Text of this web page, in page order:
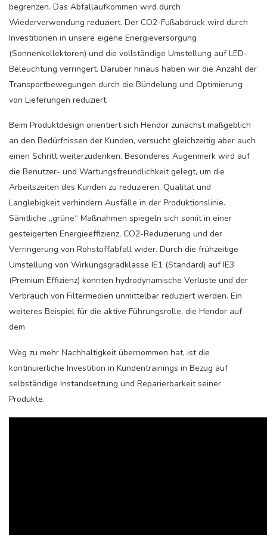
begrenzen. Das Abfallaufkommen wird durch
Wiederverwendung reduziert. Der CO2-Fußabdruck wird durch
Investitionen in unsere eigene Energieversorgung
(Sonnenkollektoren) und die vollständige Umstellung auf LED-
Beleuchtung verringert. Darüber hinaus haben wir die Anzahl der
Transportbewegungen durch die Bündelung und Optimierung
von Lieferungen reduziert.
Beim Produktdesign orientiert sich Hendor zunächst maßgeblich
an den Bedürfnissen der Kunden, versucht gleichzeitig aber auch
einen Schritt weiterzudenken. Besonderes Augenmerk wird auf
die Benutzer- und Wartungsfreundlichkeit gelegt, um die
Arbeitszeiten des Kunden zu reduzieren. Qualität und
Langlebigkeit verhindern Ausfälle in der Produktionslinie.
Sämtliche „grüne“ Maßnahmen spiegeln sich somit in einer
gesteigerten Energieeffizienz, CO2-Reduzierung und der
Verringerung von Rohstoffabfall wider. Durch die frühzeitige
Umstellung von Wirkungsgradklasse IE1 (Standard) auf IE3
(Premium Effizienz) konnten hydrodynamische Verluste und der
Verbrauch von Filtermedien unmittelbar reduziert werden. Ein
weiteres Beispiel für die aktive Führungsrolle, die Hendor auf
dem
Weg zu mehr Nachhaltigkeit übernommen hat, ist die
kontinuierliche Investition in Kundentrainings in Bezug auf
selbständige Instandsetzung und Reparierbarkeit seiner
Produkte.